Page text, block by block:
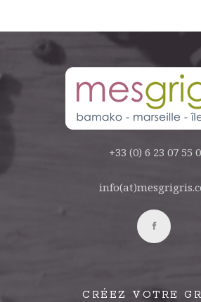
+33 (0) 6 23 07 55
CRÉEZ VOTRE